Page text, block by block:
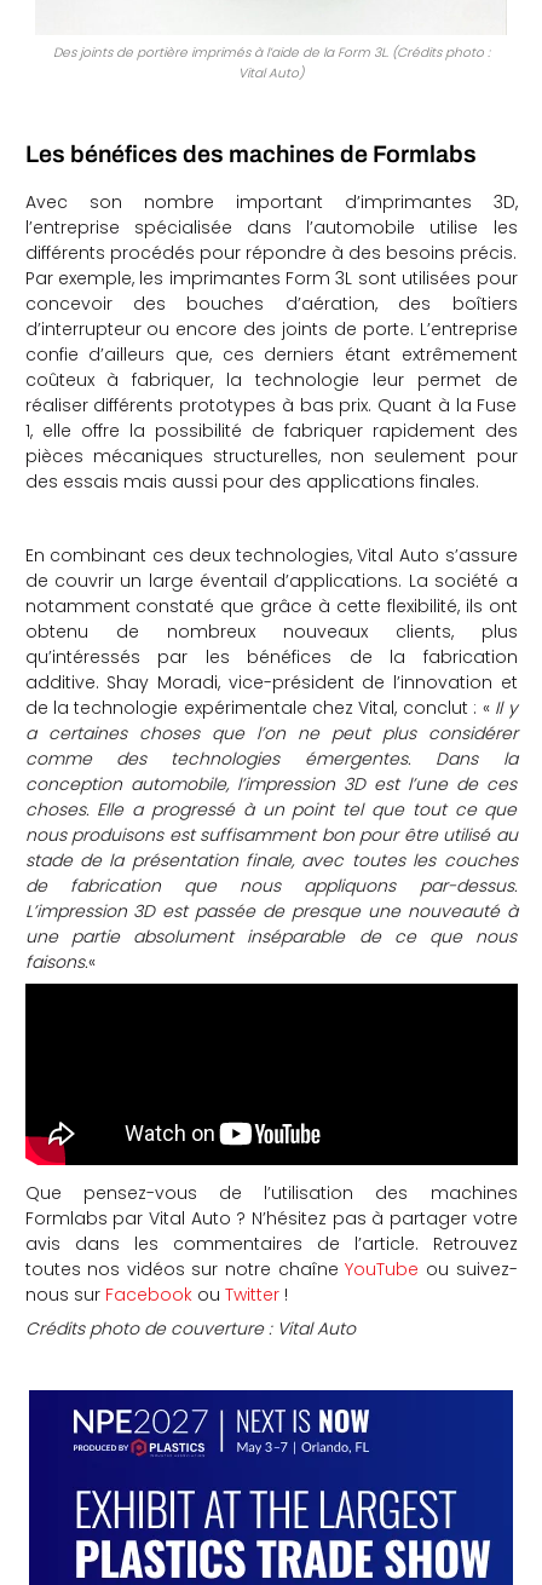
Des joints de portière imprimés à l’aide de la Form 3L. (Crédits photo :
Vital Auto)
Les bénéfices des machines de Formlabs
Avec son nombre important d’imprimantes 3D,
l’entreprise spécialisée dans l’automobile utilise les
différents procédés pour répondre à des besoins précis.
Par exemple, les imprimantes Form 3L sont utilisées pour
concevoir des bouches d’aération, des boîtiers
d’interrupteur ou encore des joints de porte. L’entreprise
confie d’ailleurs que, ces derniers étant extrêmement
coûteux à fabriquer, la technologie leur permet de
réaliser différents prototypes à bas prix. Quant à la Fuse
1, elle offre la possibilité de fabriquer rapidement des
pièces mécaniques structurelles, non seulement pour
des essais mais aussi pour des applications finales.
En combinant ces deux technologies,Vital Auto s’assure
de couvrir un large éventail d’applications. La société a
notamment constaté que grâce à cette flexibilité, ils ont
obtenu de nombreux nouveaux clients, plus
qu’intéressés par les bénéfices de la fabrication
additive. Shay Moradi, vice-président de l’innovation et
de la technologie expérimentale chez Vital, conclut : « Il y
a certaines choses que l’on ne peut plus considérer
comme des technologies émergentes. Dans la
conception automobile, l’impression 3D est l’une de ces
choses. Elle a progressé à un point tel que tout ce que
nous produisons est suffisamment bon pour être utilisé au
stade de la présentation finale, avec toutes les couches
de fabrication que nous appliquons par-dessus.
L’impression 3D est passée de presque une nouveauté à
une partie absolument inséparable de ce que nous
faisons.«
Que pensez-vous de l’utilisation des machines
Formlabs par Vital Auto ? N’hésitez pas à partager votre
avis dans les commentaires de l’article. Retrouvez
toutes nos vidéos sur notre chaîneYouTube ou suivez-
nous sur Facebookou Twitter!
Crédits photo de couverture : Vital Auto